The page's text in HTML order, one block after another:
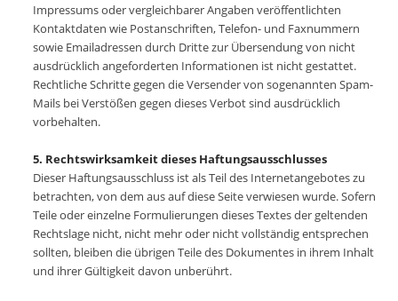
Impressums oder vergleichbarer Angaben veröffentlichten
Kontaktdaten wie Postanschriften, Telefon- und Faxnummern
sowie Emailadressen durch Dritte zur Übersendung von nicht
ausdrücklich angeforderten Informationen ist nicht gestattet.
Rechtliche Schritte gegen die Versender von sogenannten Spam-
Mails bei Verstößen gegen dieses Verbot sind ausdrücklich
vorbehalten.
5. Rechtswirksamkeit dieses Haftungsausschlusses
Dieser Haftungsausschluss ist als Teil des Internetangebotes zu
betrachten, von dem aus auf diese Seite verwiesen wurde. Sofern
Teile oder einzelne Formulierungen dieses Textes der geltenden
Rechtslage nicht, nicht mehr oder nicht vollständig entsprechen
sollten, bleiben die übrigen Teile des Dokumentes in ihrem Inhalt
und ihrer Gültigkeit davon unberührt.